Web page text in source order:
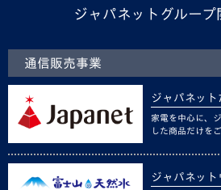
ジャパネットグループ
通信販売事業
ジャパネッ
家電を中心に、
した商品だけを
ジャパネッ